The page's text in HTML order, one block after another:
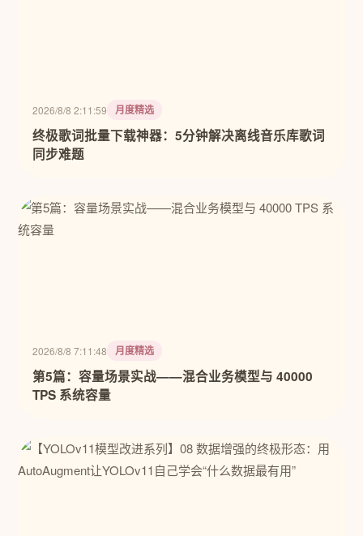
2026/8/8 2:11:59 月度精选
终极歌词批量下载神器：5分钟解决离线音乐库歌词
同步难题
2026/8/8 7:11:48 月度精选
第5篇：容量场景实战——混合业务模型与 40000
TPS 系统容量